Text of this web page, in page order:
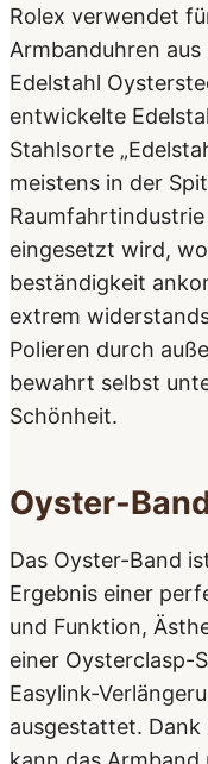
Rolex verwendet
Armbanduhren aus
Edelstahl
entwickelte
Stahlsorte
meistens in der
eingesetzt wird,
beständigkeit
extrem
Polieren durch
bewahrt selbst
Schönheit.
Oyster-
Das Oyster-Band
Ergebnis einer
und Funktion,
einer Oysterclasp-
Easylink-
ausgestattet. Dank